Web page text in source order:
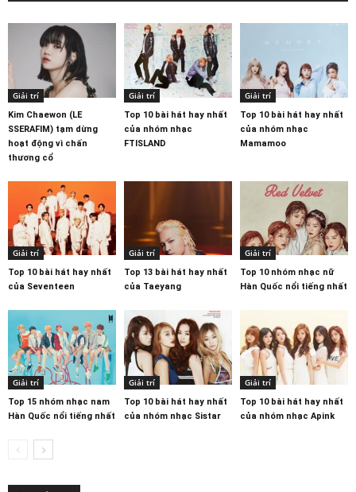
Giải trí
Kim Chaewon (LE
SSERAFIM) tạm dừng
hoạt động vì chấn
thương cổ
Giải trí
Top 10 bài hát hay nhất
của nhóm nhạc
FTISLAND
Giải trí
Top 10 bài hát hay nhất
của nhóm nhạc
Mamamoo
Giải trí
Top 10 bài hát hay nhất
của Seventeen
Giải trí
Top 13 bài hát hay nhất
của Taeyang
Giải trí
Top 10 nhóm nhạc nữ
Hàn Quốc nổi tiếng nhất
Giải trí
Top 15 nhóm nhạc nam
Hàn Quốc nổi tiếng nhất
Giải trí
Top 10 bài hát hay nhất
của nhóm nhạc Sistar
Giải trí
Top 10 bài hát hay nhất
của nhóm nhạc Apink